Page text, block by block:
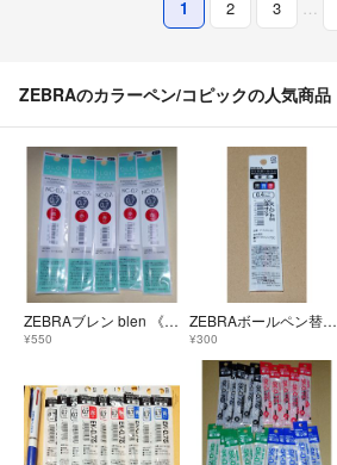
1 2 3 …
ZEBRAのカラーペン/コピックの人気商品
ZEBRAブレン blen 《単色用》替芯NC-0.7赤5本
¥550
ZEBRAボールペン替芯JK-0.4 サラサ3・多色用
¥300